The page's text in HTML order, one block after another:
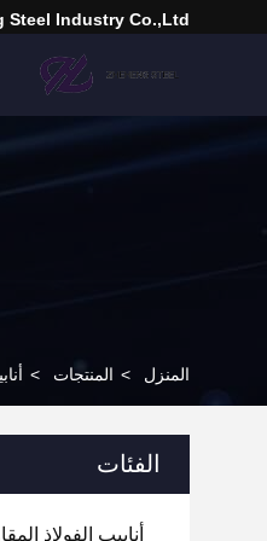
Steel Industry Co.,Ltd
المنزل > المنتجات >
الفئات
أنابيب الفولاذ